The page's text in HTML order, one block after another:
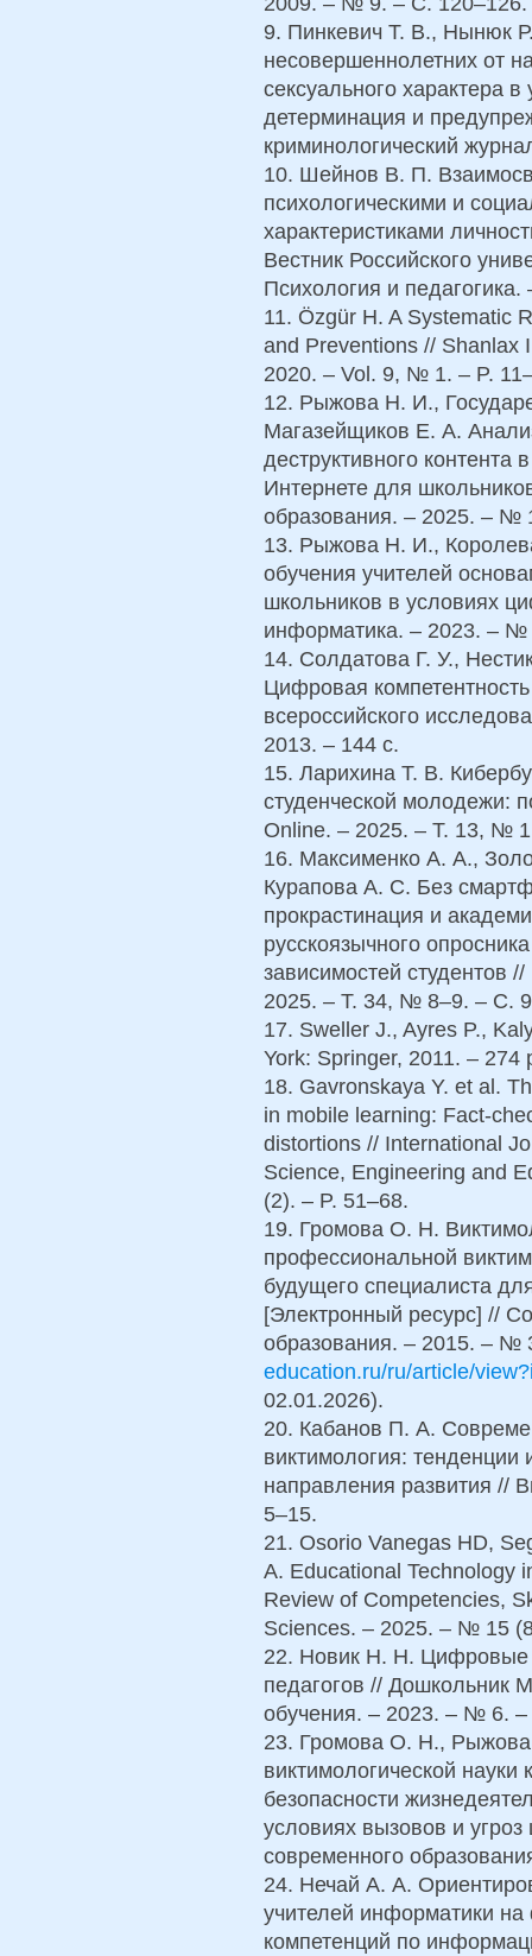
9. Пинкевич Т. В., Нынюк
несовершеннолетних от
сексуального характера
детерминация и
криминологический
10. Шейнов В. П.
психологическими и
характеристиками
Вестник Российского
Психология и
11. Özgür H. A Systematic
and Preventions // Shanlax
2020. – Vol. 9, № 1. – P.
12. Рыжова Н. И.,
Магазейщиков Е. А.
деструктивного
Интернете для
образования. – 2025. – №
13. Рыжова Н. И.,
обучения учителей
школьников в условиях
информатика. – 2023. –
14. Солдатова Г. У.,
Цифровая
всероссийского
2013. – 144 с.
15. Ларихина Т. В.
студенческой молодежи:
Online. – 2025. – Т. 13, №
16. Максименко А. А.,
Курапова А. С. Без
прокрастинация и
русскоязычного
зависимостей студентов
2025. – Т. 34, № 8–9. – С.
17. Sweller J., Ayres P.,
York: Springer, 2011. – 274
18. Gavronskaya Y. et al.
in mobile learning: Fact-
distortions // International
Science, Engineering and
(2). – P. 51–68.
19. Громова О. Н.
профессиональной
будущего специалиста
[Электронный ресурс] //
образования. – 2015. – №
education.ru/ru/article/
02.01.2026).
20. Кабанов П. А.
виктимология: тенденции
направления развития //
5–15.
21. Osorio Vanegas HD,
A. Educational Technology
Review of Competencies,
Sciences. – 2025. – № 15
22. Новик Н. Н. Цифровые
педагогов // Дошкольник
обучения. – 2023. – № 6.
23. Громова О. Н.,
виктимологической
безопасности
условиях вызовов и
современного
24. Нечай А. А.
учителей информатики
компетенций по